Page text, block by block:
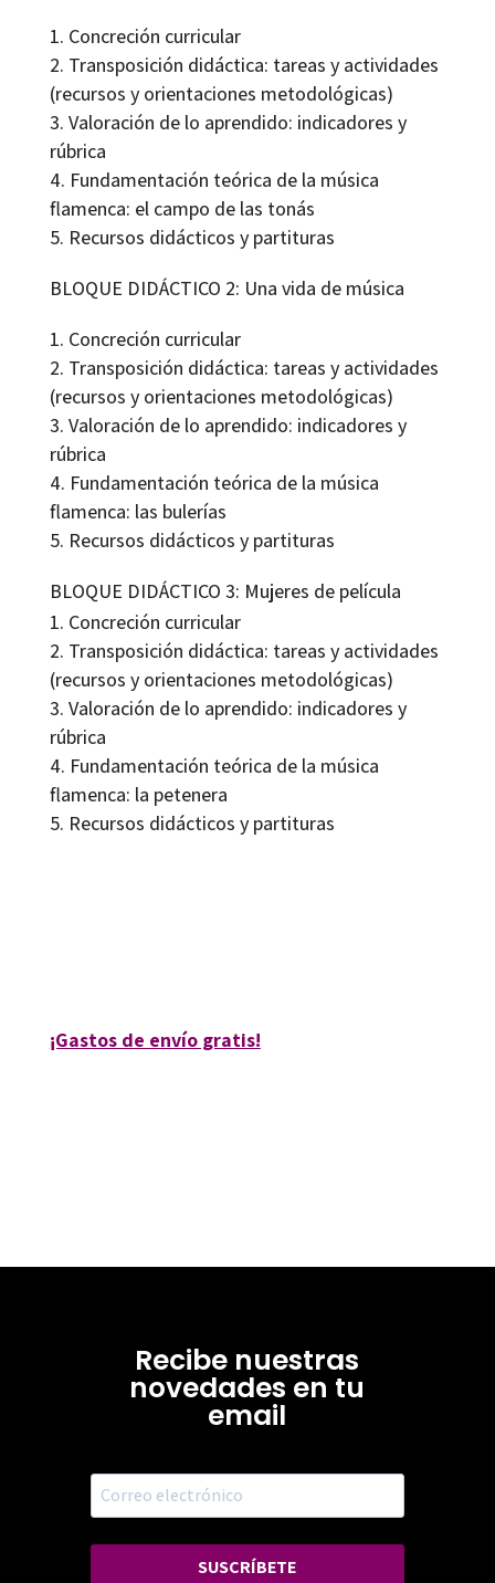
Concreción curricular
Transposición didáctica: tareas y actividades
(recursos y orientaciones metodológicas)
Valoración de lo aprendido: indicadores y
rúbrica
Fundamentación teórica de la música
flamenca: el campo de las tonás
Recursos didácticos y partituras
BLOQUE DIDÁCTICO 2: Una vida de música
Concreción curricular
Transposición didáctica: tareas y actividades
(recursos y orientaciones metodológicas)
Valoración de lo aprendido: indicadores y
rúbrica
Fundamentación teórica de la música
flamenca: las bulerías
Recursos didácticos y partituras
BLOQUE DIDÁCTICO 3: Mujeres de película
Concreción curricular
Transposición didáctica: tareas y actividades
(recursos y orientaciones metodológicas)
Valoración de lo aprendido: indicadores y
rúbrica
Fundamentación teórica de la música
flamenca: la petenera
Recursos didácticos y partituras
¡Gastos de envío gratis!
Recibe nuestras
novedades en tu
email
SUSCRÍBETE